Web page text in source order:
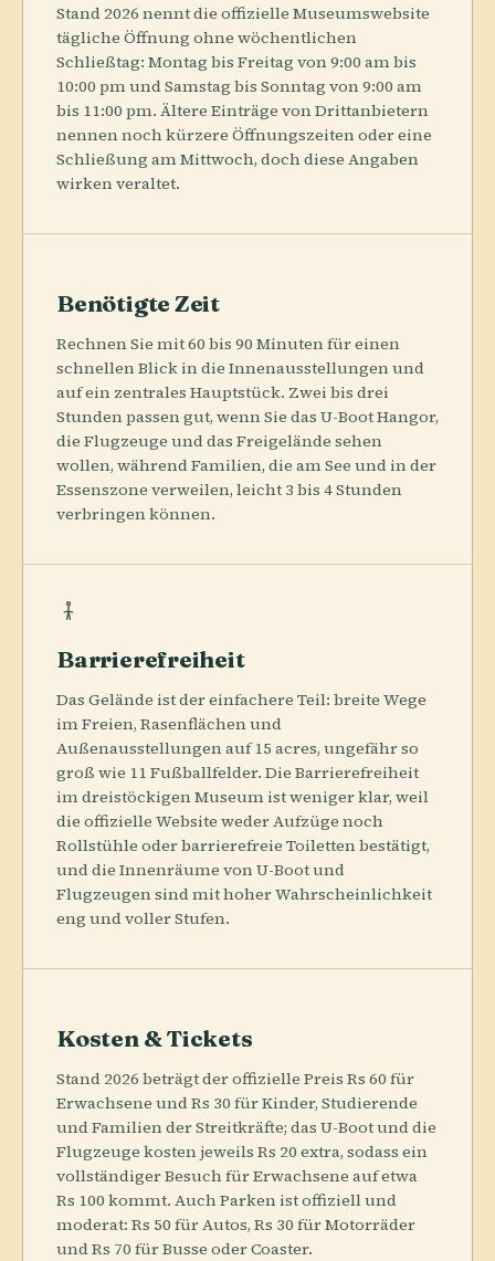
Stand 2026 nennt die offizielle Museumswebsite
tägliche Öffnung ohne wöchentlichen
Schließtag: Montag bis Freitag von 9:00 am bis
10:00 pm und Samstag bis Sonntag von 9:00 am
bis 11:00 pm. Ältere Einträge von Drittanbietern
nennen noch kürzere Öffnungszeiten oder eine
Schließung am Mittwoch, doch diese Angaben
wirken veraltet.
Benötigte Zeit
Rechnen Sie mit 60 bis 90 Minuten für einen
schnellen Blick in die Innenausstellungen und
auf ein zentrales Hauptstück. Zwei bis drei
Stunden passen gut, wenn Sie das U-Boot Hangor,
die Flugzeuge und das Freigelände sehen
wollen, während Familien, die am See und in der
Essenszone verweilen, leicht 3 bis 4 Stunden
verbringen können.
Barrierefreiheit
Das Gelände ist der einfachere Teil: breite Wege
im Freien, Rasenflächen und
Außenausstellungen auf 15 acres, ungefähr so
groß wie 11 Fußballfelder. Die Barrierefreiheit
im dreistöckigen Museum ist weniger klar, weil
die offizielle Website weder Aufzüge noch
Rollstühle oder barrierefreie Toiletten bestätigt,
und die Innenräume von U-Boot und
Flugzeugen sind mit hoher Wahrscheinlichkeit
eng und voller Stufen.
Kosten & Tickets
Stand 2026 beträgt der offizielle Preis Rs 60 für
Erwachsene und Rs 30 für Kinder, Studierende
und Familien der Streitkräfte; das U-Boot und die
Flugzeuge kosten jeweils Rs 20 extra, sodass ein
vollständiger Besuch für Erwachsene auf etwa
Rs 100 kommt. Auch Parken ist offiziell und
moderat: Rs 50 für Autos, Rs 30 für Motorräder
und Rs 70 für Busse oder Coaster.